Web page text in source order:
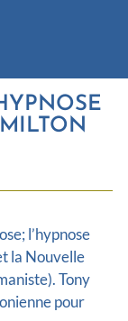
l’hypnose
la Nouvelle
Tony
pour